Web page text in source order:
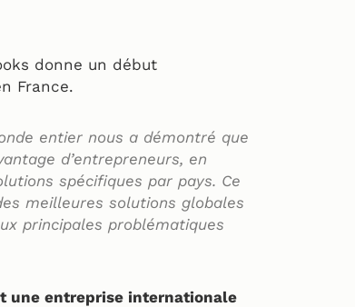
donne un début
France.
entier nous a démontré que
d’entrepreneurs, en
spécifiques par pays. Ce
meilleures solutions globales
principales problématiques
une entreprise internationale